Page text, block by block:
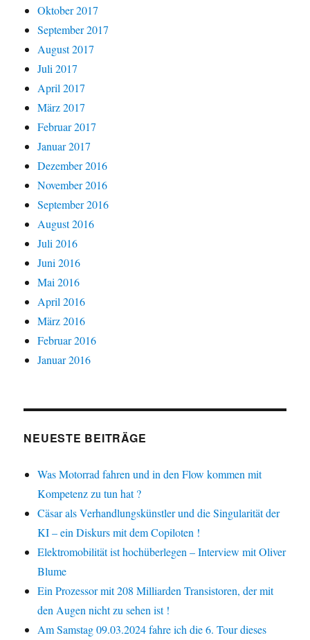
Oktober 2017
September 2017
August 2017
Juli 2017
April 2017
März 2017
Februar 2017
Januar 2017
Dezember 2016
November 2016
September 2016
August 2016
Juli 2016
Juni 2016
Mai 2016
April 2016
März 2016
Februar 2016
Januar 2016
NEUESTE BEITRÄGE
Was Motorrad fahren und in den Flow kommen mit
Kompetenz zu tun hat ?
Cäsar als Verhandlungskünstler und die Singularität der
KI – ein Diskurs mit dem Copiloten !
Elektromobilität ist hochüberlegen – Interview mit Oliver
Blume
Ein Prozessor mit 208 Milliarden Transistoren, der mit
den Augen nicht zu sehen ist !
Am Samstag 09.03.2024 fahre ich die 6. Tour dieses